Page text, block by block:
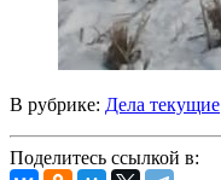
В рубрике: Дела текущие
Поделитесь ссылкой в: